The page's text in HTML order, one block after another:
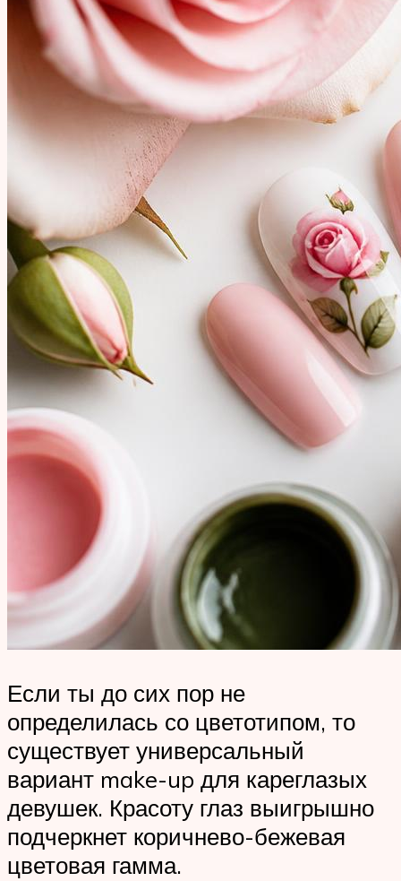
Если ты до сих пор не
определилась со цветотипом, то
существует универсальный
вариант make-up для кареглазых
девушек. Красоту глаз выигрышно
подчеркнет коричнево-бежевая
цветовая гамма.